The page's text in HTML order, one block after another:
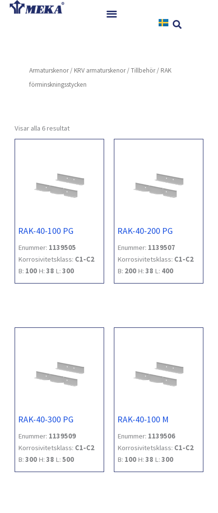
Hoppa
Referenser
Nyheter
Kontakt
Armaturskenor/ KRV armaturskenor/Tillbehör/ RAK
förminskningsstycken
Visar alla 6 resultat
RAK-40-100 PG
Enummer: 1139505
Korrosivitetsklass: C1-C2
B: 100 H: 38 L: 300
RAK-40-200 PG
Enummer: 1139507
Korrosivitetsklass: C1-C2
B: 200 H: 38 L: 400
RAK-40-300 PG
Enummer: 1139509
Korrosivitetsklass: C1-C2
B: 300 H: 38 L: 500
RAK-40-100 M
Enummer: 1139506
Korrosivitetsklass: C1-C2
B: 100 H: 38 L: 300